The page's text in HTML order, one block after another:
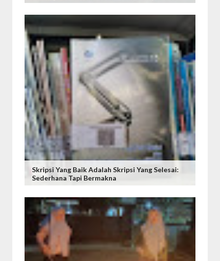
Skripsi Yang Baik Adalah Skripsi Yang Selesai:
Sederhana Tapi Bermakna